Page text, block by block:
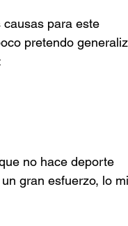
para este
pretendo
no hace deporte
gran esfuerzo, lo